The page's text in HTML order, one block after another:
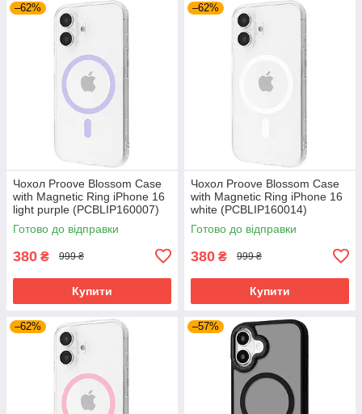
–62%
Чохол Proove Blossom Case
with Magnetic Ring iPhone 16
light purple (PCBLIP160007)
Готово до відправки
380 ₴ 999 ₴
Купити
–62%
Чохол Proove Blossom Case
with Magnetic Ring iPhone 16
white (PCBLIP160014)
Готово до відправки
380 ₴ 999 ₴
Купити
–62% –57%